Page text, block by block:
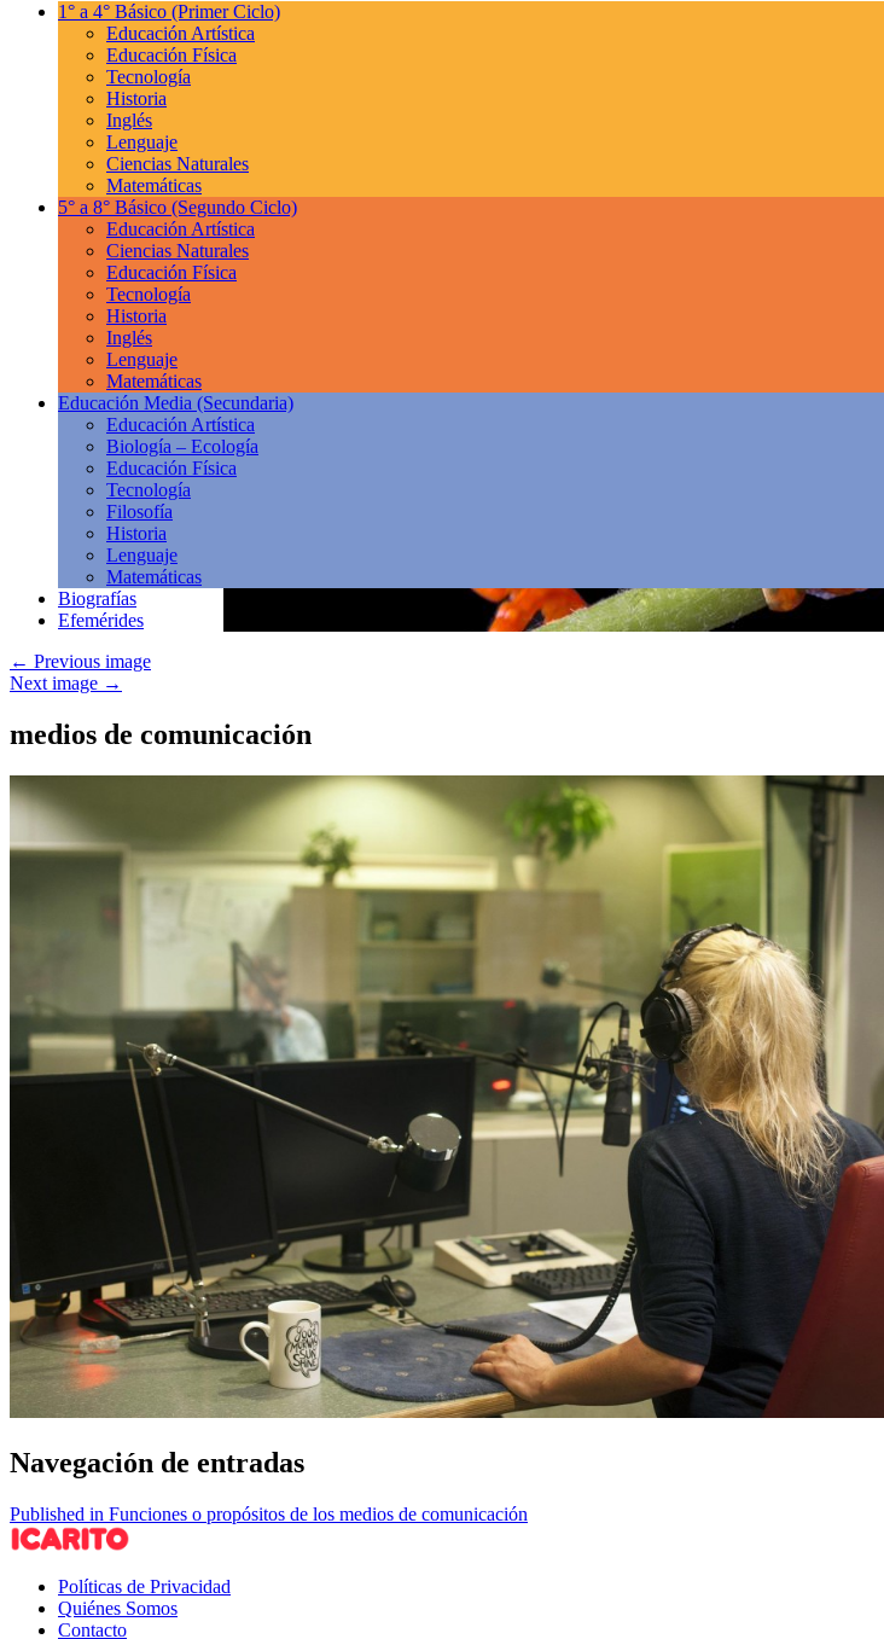
1° a 4° Básico (Primer Ciclo)
Educación Artística
Educación Física
Tecnología
Historia
Inglés
Lenguaje
Ciencias Naturales
Matemáticas
5° a 8° Básico (Segundo Ciclo)
Educación Artística
Ciencias Naturales
Educación Física
Tecnología
Historia
Inglés
Lenguaje
Matemáticas
Educación Media (Secundaria)
Educación Artística
Biología – Ecología
Educación Física
Tecnología
Filosofía
Historia
Lenguaje
Matemáticas
Biografías
Efemérides
← Previous image
Next image →
medios de comunicación
Navegación de entradas
Published in Funciones o propósitos de los medios de comunicación
Políticas de Privacidad
Quiénes Somos
Contacto